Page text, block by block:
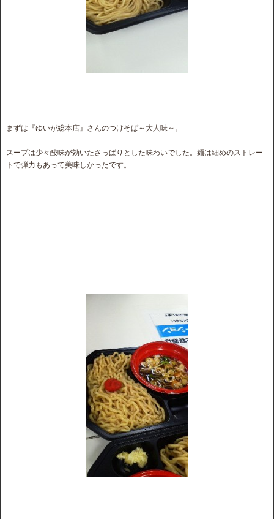
まずは『ゆいが総本店』さんのつけそば～大人味～。
スープは少々酸味が効いたさっぱりとした味わいでした。麺は細めのストレー
トで弾力もあって美味しかったです。